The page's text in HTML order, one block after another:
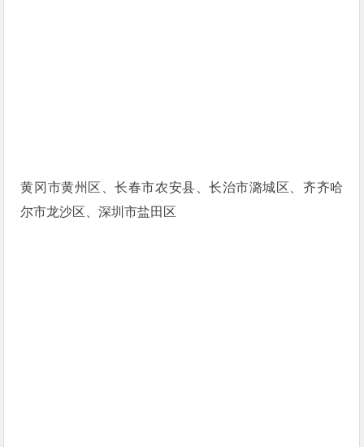
黄冈市黄州区、长春市农安县、长治市潞城区、齐齐哈
尔市龙沙区、深圳市盐田区